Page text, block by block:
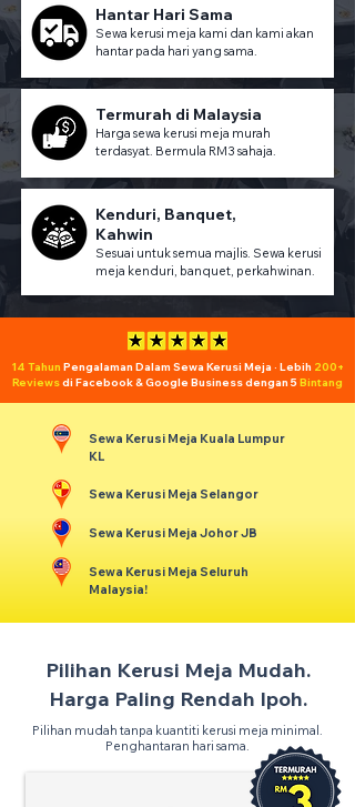
Hantar Hari Sama
Sewa kerusi meja kami dan kami akan
hantar pada hari yang sama.
Termurah di Malaysia
Harga sewa kerusi meja murah
terdasyat. Bermula RM3 sahaja.
Kenduri, Banquet,
Kahwin
Sesuai untuk semua majlis. Sewa kerusi
meja kenduri, banquet, perkahwinan.
14 Tahun Pengalaman Dalam Sewa Kerusi Meja · Lebih 200+
Reviewsdi Facebook & Google Business dengan 5Bintang
Sewa Kerusi Meja Kuala Lumpur
KL
Sewa Kerusi Meja Selangor
Sewa Kerusi Meja Johor JB
Sewa Kerusi Meja Seluruh
Malaysia!
Pilihan Kerusi Meja Mudah.
Harga Paling Rendah Ipoh.
Pilihan mudah tanpa kuantiti kerusi meja minimal.
Penghantaran hari sama.